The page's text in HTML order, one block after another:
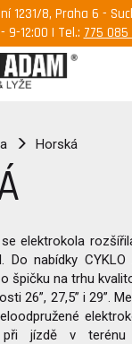
1231/8, Praha 6 -
9-12:00 | Tel.: 775 085
Horská
elektrokola
Do nabídky
špičku na trhu
26”, 27,5” i 29”.
jízdě v terénu